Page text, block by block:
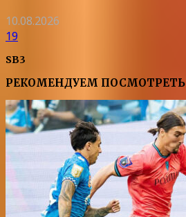
10.08.2026
19
SB3
РЕКОМЕНДУЕМ ПОСМОТРЕТЬ